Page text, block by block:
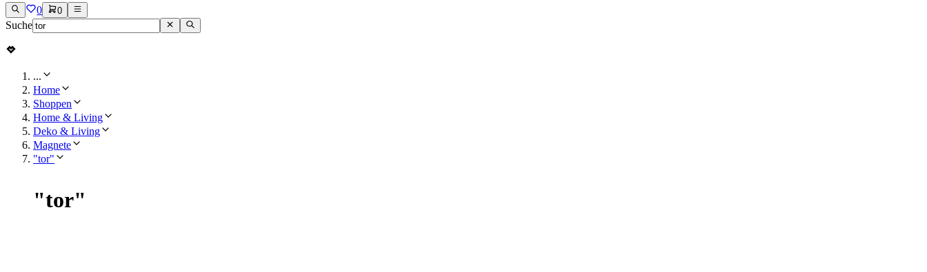
0 0
Suche
...
Home
Shoppen
Home & Living
Deko & Living
Magnete
"tor"
"tor"